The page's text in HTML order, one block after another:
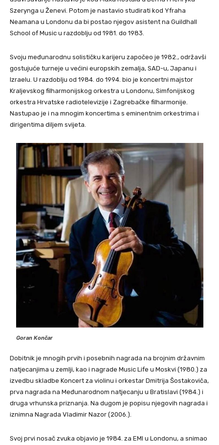
Szerynga u Ženevi. Potom je nastavio studirati kod Yfraha
Neamana u Londonu da bi postao njegov asistent na Guildhall
School of Music u razdoblju od 1981. do 1983.
Svoju međunarodnu solističku karijeru započeo je 1982., održavši
gostujuće turneje u većini europskih zemalja, SAD-u, Japanu i
Izraelu. U razdoblju od 1984. do 1994. bio je koncertni majstor
Kraljevskog filharmonijskog orkestra u Londonu, Simfonijskog
orkestra Hrvatske radiotelevizije i Zagrebačke filharmonije.
Nastupao je i na mnogim koncertima s eminentnim orkestrima i
dirigentima diljem svijeta.
Goran Končar
Dobitnik je mnogih prvih i posebnih nagrada na brojnim državnim
natjecanjima u zemlji, kao i nagrade Music Life u Moskvi (1980.) za
izvedbu skladbe Koncert za violinu i orkestar Dmitrija Šostakoviča,
prva nagrada na Međunarodnom natjecanju u Bratislavi (1984.) i
druga vrhunska priznanja. Na dugom je popisu njegovih nagrada i
iznimna Nagrada Vladimir Nazor (2006.).
Svoj prvi nosač zvuka objavio je 1984. za EMI u Londonu, a snimao